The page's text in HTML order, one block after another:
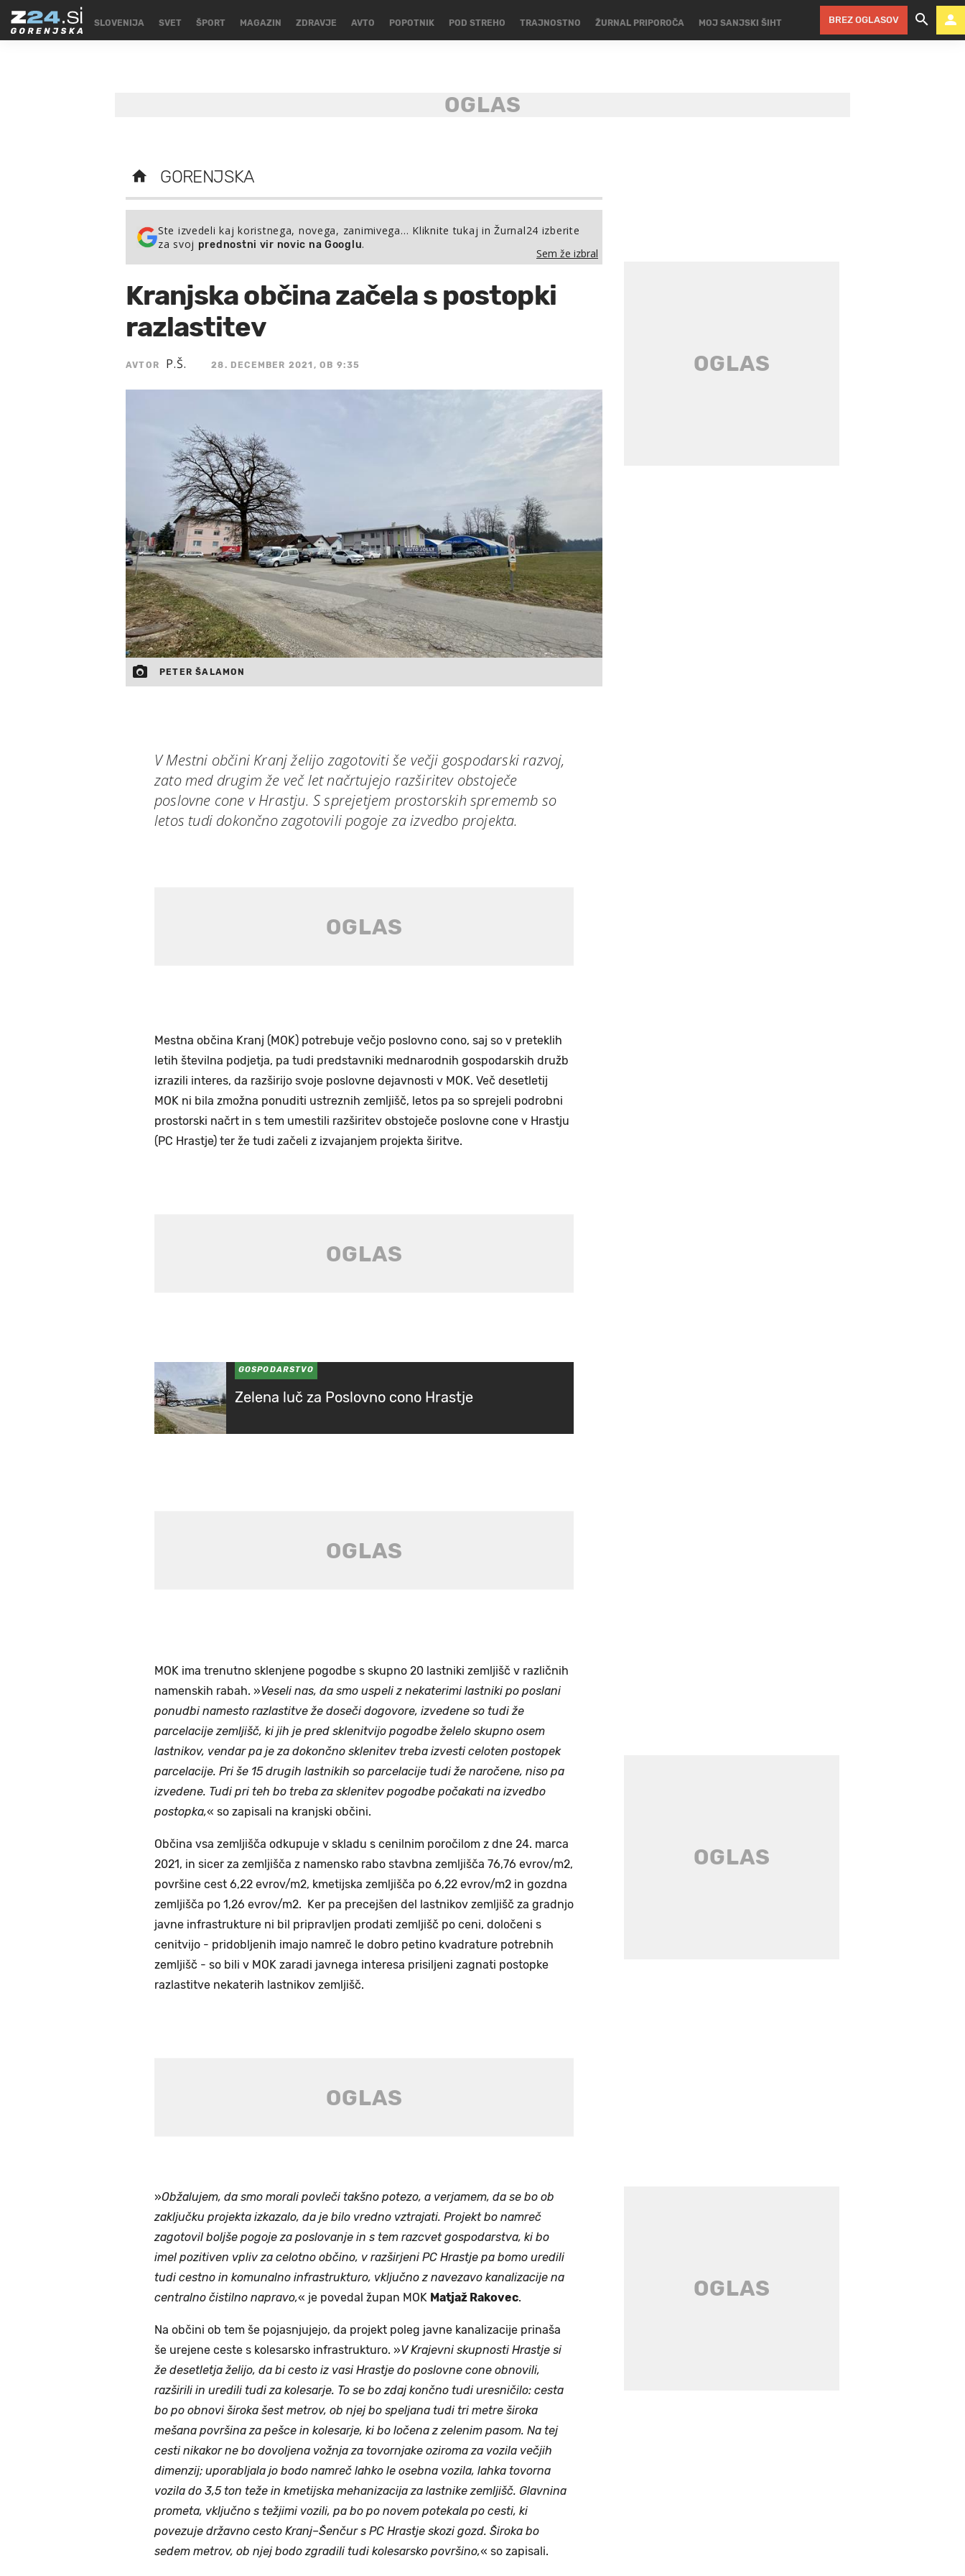
SLOVENIJA SVET ŠPORT MAGAZIN ZDRAVJE AVTO POPOTNIK POD STREHO TRAJNOSTNO ŽURNAL PRIPOROČA MOJ SANJSKI ŠIHT BREZ OGLASOV
GORENJSKA
Ste izvedeli kaj koristnega, novega, zanimivega… Kliknite tukaj in Žurnal24 izberite
za svoj prednostni vir novic na Googlu.
Sem že izbral
Kranjska občina začela s postopki
razlastitev
AVTOR P.Š. 28. DECEMBER 2021, OB 9:35
PETER ŠALAMON
V Mestni občini Kranj želijo zagotoviti še večji gospodarski razvoj,
zato med drugim že več let načrtujejo razširitev obstoječe
poslovne cone v Hrastju. S sprejetjem prostorskih sprememb so
letos tudi dokončno zagotovili pogoje za izvedbo projekta.
Mestna občina Kranj (MOK) potrebuje večjo poslovno cono, saj so v preteklih
letih številna podjetja, pa tudi predstavniki mednarodnih gospodarskih družb
izrazili interes, da razširijo svoje poslovne dejavnosti v MOK. Več desetletij
MOK ni bila zmožna ponuditi ustreznih zemljišč, letos pa so sprejeli podrobni
prostorski načrt in s tem umestili razširitev obstoječe poslovne cone v Hrastju
(PC Hrastje) ter že tudi začeli z izvajanjem projekta širitve.
GOSPODARSTVO
Zelena luč za Poslovno cono Hrastje
MOK ima trenutno sklenjene pogodbe s skupno 20 lastniki zemljišč v različnih
namenskih rabah. »Veseli nas, da smo uspeli z nekaterimi lastniki po poslani
ponudbi namesto razlastitve že doseči dogovore, izvedene so tudi že
parcelacije zemljišč, ki jih je pred sklenitvijo pogodbe želelo skupno osem
lastnikov, vendar pa je za dokončno sklenitev treba izvesti celoten postopek
parcelacije. Pri še 15 drugih lastnikih so parcelacije tudi že naročene, niso pa
izvedene. Tudi pri teh bo treba za sklenitev pogodbe počakati na izvedbo
postopka,« so zapisali na kranjski občini.
Občina vsa zemljišča odkupuje v skladu s cenilnim poročilom z dne 24. marca
2021, in sicer za zemljišča z namensko rabo stavbna zemljišča 76,76 evrov/m2,
površine cest 6,22 evrov/m2, kmetijska zemljišča po 6,22 evrov/m2 in gozdna
zemljišča po 1,26 evrov/m2. Ker pa precejšen del lastnikov zemljišč za gradnjo
javne infrastrukture ni bil pripravljen prodati zemljišč po ceni, določeni s
cenitvijo - pridobljenih imajo namreč le dobro petino kvadrature potrebnih
zemljišč - so bili v MOK zaradi javnega interesa prisiljeni zagnati postopke
razlastitve nekaterih lastnikov zemljišč.
»Obžalujem, da smo morali povleči takšno potezo, a verjamem, da se bo ob
zaključku projekta izkazalo, da je bilo vredno vztrajati. Projekt bo namreč
zagotovil boljše pogoje za poslovanje in s tem razcvet gospodarstva, ki bo
imel pozitiven vpliv za celotno občino, v razširjeni PC Hrastje pa bomo uredili
tudi cestno in komunalno infrastrukturo, vključno z navezavo kanalizacije na
centralno čistilno napravo,« je povedal župan MOK Matjaž Rakovec.
Na občini ob tem še pojasnjujejo, da projekt poleg javne kanalizacije prinaša
še urejene ceste s kolesarsko infrastrukturo. »V Krajevni skupnosti Hrastje si
že desetletja želijo, da bi cesto iz vasi Hrastje do poslovne cone obnovili,
razširili in uredili tudi za kolesarje. To se bo zdaj končno tudi uresničilo: cesta
bo po obnovi široka šest metrov, ob njej bo speljana tudi tri metre široka
mešana površina za pešce in kolesarje, ki bo ločena z zelenim pasom. Na tej
cesti nikakor ne bo dovoljena vožnja za tovornjake oziroma za vozila večjih
dimenzij; uporabljala jo bodo namreč lahko le osebna vozila, lahka tovorna
vozila do 3,5 ton teže in kmetijska mehanizacija za lastnike zemljišč. Glavnina
prometa, vključno s težjimi vozili, pa bo po novem potekala po cesti, ki
povezuje državno cesto Kranj–Šenčur s PC Hrastje skozi gozd. Široka bo
sedem metrov, ob njej bodo zgradili tudi kolesarsko površino,« so zapisali.